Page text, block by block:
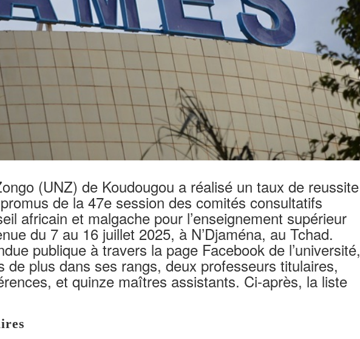
(UNZ) de Koudougou a réalisé un taux de reussite
de la 47e session des comités consultatifs
africain et malgache pour l’enseignement supérieur
du 7 au 16 juillet 2025, à N’Djaména, au Tchad.
publique à travers la page Facebook de l’université,
de plus dans ses rangs, deux professeurs titulaires,
et quinze maîtres assistants. Ci-après, la liste